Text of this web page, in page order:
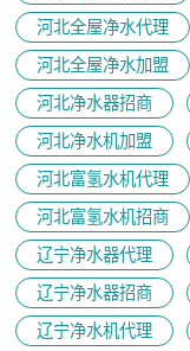
河北全屋净水代理
河北全屋净水加盟
河北净水器招商
河北净水机加盟
河北富氢水机代理
河北富氢水机招商
辽宁净水器代理
辽宁净水器招商
辽宁净水机代理